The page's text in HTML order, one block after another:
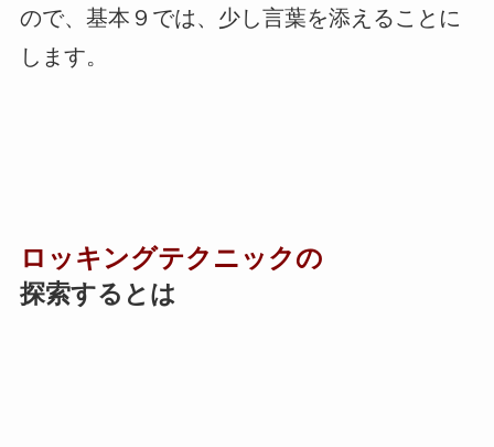
ので、基本９では、少し言葉を添えることに
します。
ロッキングテクニックの
探索するとは